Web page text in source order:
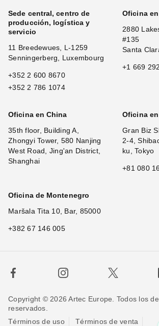
Sede central, centro de
producción, logística y
servicio
11 Breedewues, L-1259
Senningerberg, Luxembourg
+352 2 600 8670
+352 2 786 1074
Oficina en
2880
#135
Santa
+1 669
Oficina en China
35th floor, Building A,
Zhongyi Tower, 580 Nanjing
West Road, Jing'an District,
Shanghai
Oficina
Gran Biz
2-4,
ku, Tokyo
+81 080
Oficina de Montenegro
Maršala Tita 10, Bar, 85000
+382 67 146 005
Copyright © 2026 Artec Europe. Todos los
reservados.
Términos de uso
Términos de venta